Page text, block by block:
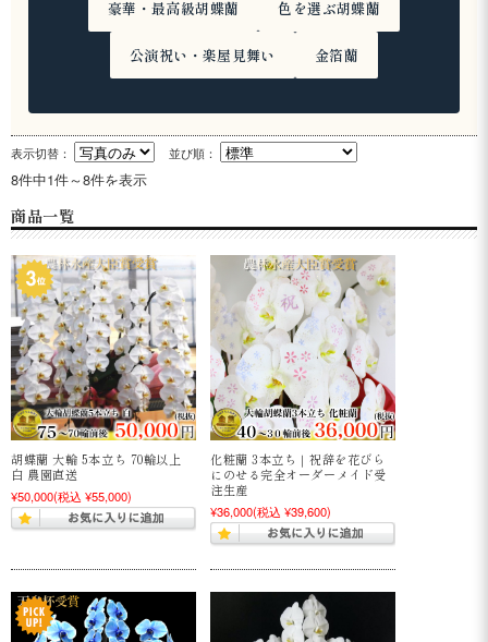
豪華・最高級胡蝶蘭 色を選ぶ胡蝶蘭
公演祝い・楽屋見舞い 金箔蘭
表示切替： 並び順：
8件中1件～8件を表示
商品一覧
胡蝶蘭 大輪 5本立ち 70輪以上
白 農園直送
¥50,000(税込 ¥55,000)
化粧蘭 3本立ち｜祝辞を花びら
にのせる完全オーダーメイド受
注生産
¥36,000(税込 ¥39,600)